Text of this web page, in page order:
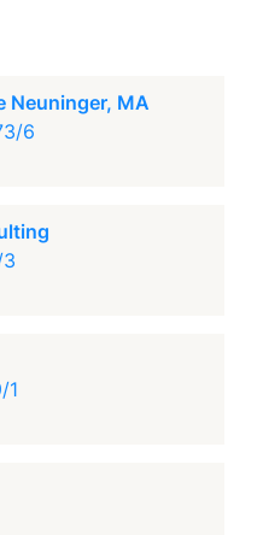
Neuninger, MA
6
1